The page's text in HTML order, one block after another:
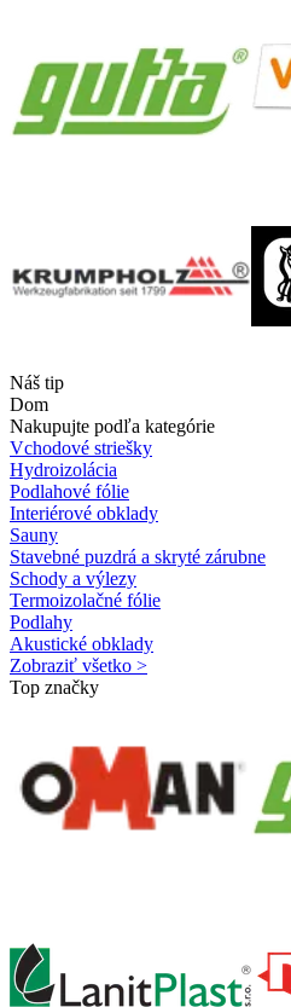
Náš tip
Dom
Nakupujte podľa kategórie
Vchodové striešky
Hydroizolácia
Podlahové fólie
Interiérové obklady
Sauny
Stavebné puzdrá a skryté zárubne
Schody a výlezy
Termoizolačné fólie
Podlahy
Akustické obklady
Zobraziť všetko >
Top značky